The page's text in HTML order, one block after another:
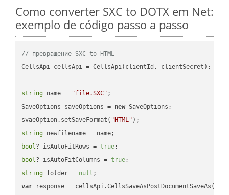
Como converter SXC to DOTX em Net:
exemplo de código passo a passo
// превращение SXC to HTML
CellsApi cellsApi = CellsApi(clientId, clientSecret);
string name = "file.SXC" ;
SaveOptions saveOptions = new SaveOptions;
svaeOption.setSaveFormat( "HTML"
string
bool? isAutoFitRows = true
bool? isAutoFitColumns = true
string folder = null
var response =